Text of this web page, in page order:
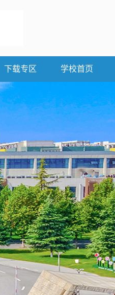
下载专区 学校首页